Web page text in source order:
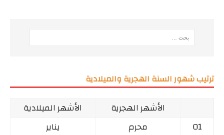
ترتيب شهور السنة الهجرية والميلادية
الأشهر الهجرية
الأشهر الميلادية
01
محرم
يناير